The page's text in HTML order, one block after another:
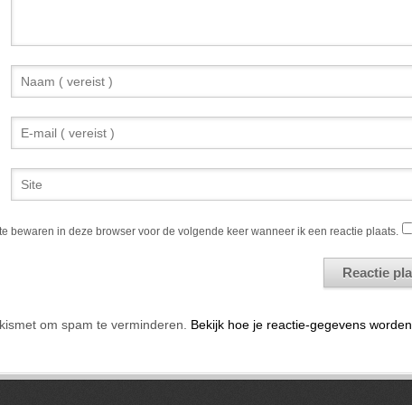
bewaren in deze browser voor de volgende keer wanneer ik een reactie plaats.
om spam te verminderen. Bekijk hoe je reactie-gegevens worden